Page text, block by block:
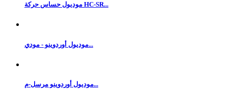
موديول حساس حركة HC-SR...
موديول أوردوينو - مودي...
موديول أوردوينو مرسل-م...